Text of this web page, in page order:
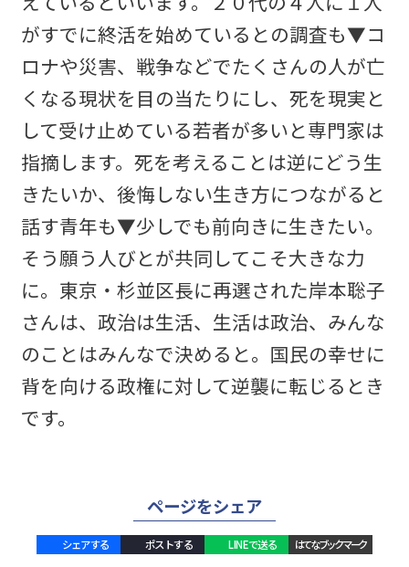
がすでに終活を始めているとの調査も▼コ
ロナや災害、戦争などでたくさんの人が亡
くなる現状を目の当たりにし、死を現実と
して受け止めている若者が多いと専門家は
指摘します。死を考えることは逆にどう生
きたいか、後悔しない生き方につながると
話す青年も▼少しでも前向きに生きたい。
そう願う人びとが共同してこそ大きな力
に。東京・杉並区長に再選された岸本聡子
さんは、政治は生活、生活は政治、みんな
のことはみんなで決めると。国民の幸せに
背を向ける政権に対して逆襲に転じるとき
です。
ページをシェア
シェアする ポストする LINEで送る はてなブックマーク